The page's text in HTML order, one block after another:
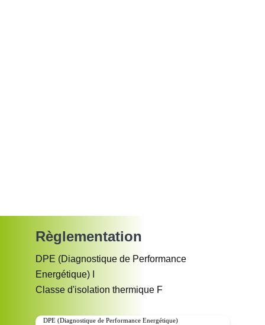
Règlementation
DPE (Diagnostique de Performance
Energétique)
Classe d'isolation thermique F
DPE (Diagnostique de Performance Energétique)